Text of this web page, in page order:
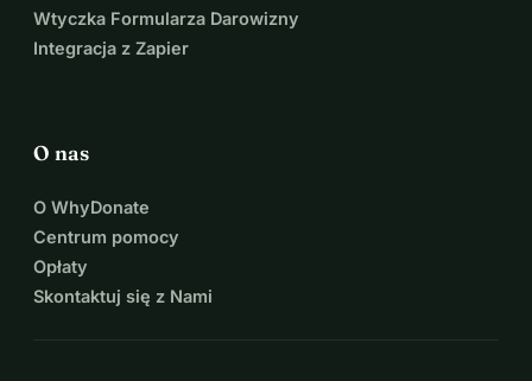
Wtyczka Formularza Darowizny
Integracja z Zapier
O nas
O WhyDonate
Centrum pomocy
Opłaty
Skontaktuj się z Nami